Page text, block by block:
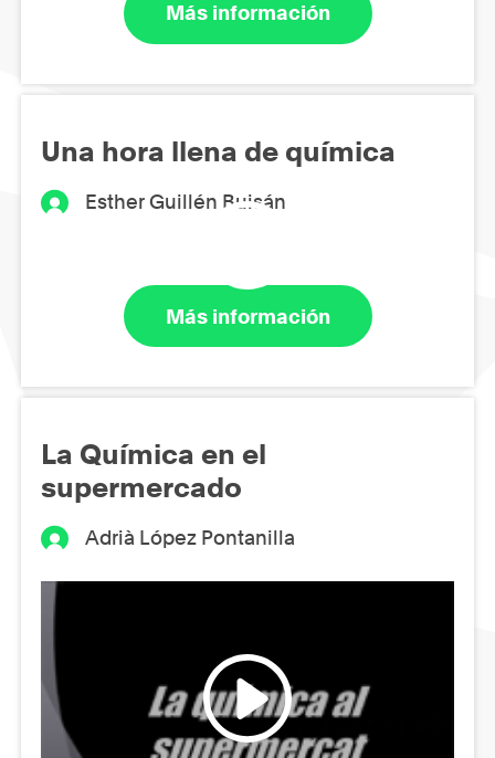
Más información
Una hora llena de química
Esther Guillén Buisán
Más información
La Química en el
supermercado
Adrià López Pontanilla